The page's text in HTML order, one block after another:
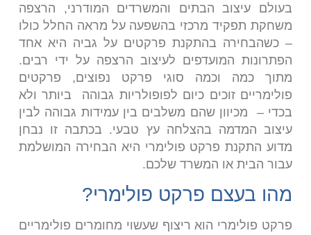
בעולם עיצוב הבתים והמשרדים המודרני, הרצפה
משחקת תפקיד מרכזי בהשפעה על מראה החלל כולו
– כשהבחירה בהתקנת פרקטים על גביה היא אחד
הפתרונות המועדפים לעיצוב הרצפה על ידי רבים.
מתוך כמה וכמה סוגי פרקט נפוצים, פרקטים
פולימריים זוכים כיום לפופולריות גבוהה ביותר ולא
בכדי – מכיוון שהם משלבים בין עמידות גבוהה לבין
עיצוב המדמה בהצלחה עץ טבעי. בכתבה זו נבחן
מדוע התקנת פרקט פולימרי היא הבחירה המושלמת
עבור הבית או המשרד שלכם.
מהו בעצם פרקט פולימרי?
פרקט פולימרי הוא ריצוף שעשוי מחומרים פולימריים